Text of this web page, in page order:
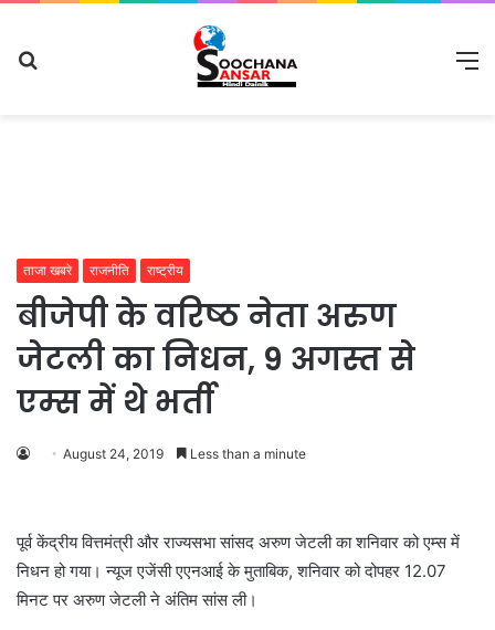
ताजा खबरे राजनीति राष्ट्रीय
बीजेपी के वरिष्‍ठ नेता अरुण
जेटली का निधन, 9 अगस्‍त से
एम्‍स में थे भर्ती
August 24, 2019 Less than a minute
पूर्व केंद्रीय वित्तमंत्री और राज्यसभा सांसद अरुण जेटली का शनिवार को एम्स में
निधन हो गया। न्यूज एजेंसी एएनआई के मुताबिक, शनिवार को दोपहर 12.07
मिनट पर अरुण जेटली ने अंतिम सांस ली।